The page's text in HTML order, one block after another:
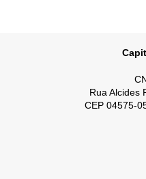
Rua Alcides
CEP 04575-